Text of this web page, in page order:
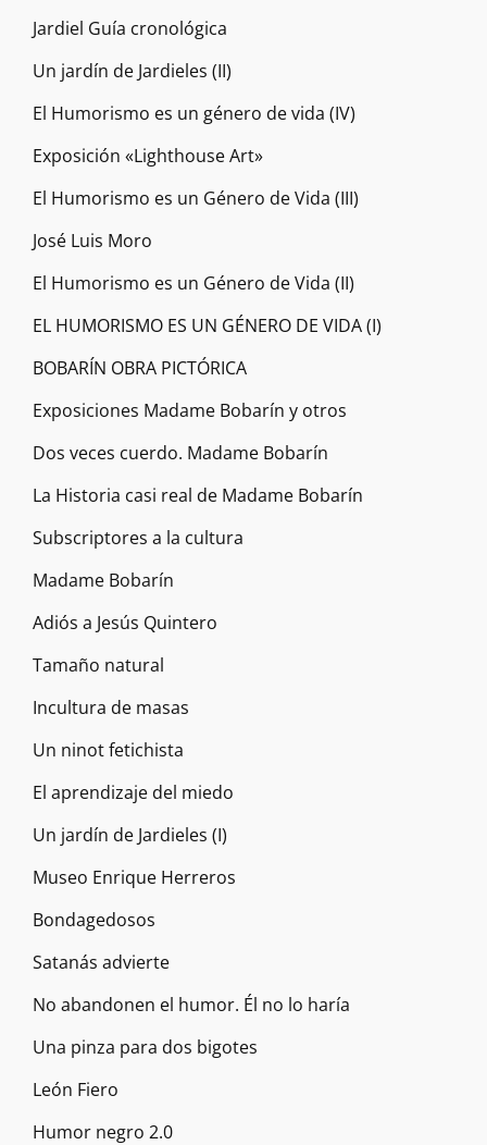
Jardiel Guía cronológica
Un jardín de Jardieles (II)
El Humorismo es un género de vida (IV)
Exposición «Lighthouse Art»
El Humorismo es un Género de Vida (III)
José Luis Moro
El Humorismo es un Género de Vida (II)
EL HUMORISMO ES UN GÉNERO DE VIDA (I)
BOBARÍN OBRA PICTÓRICA
Exposiciones Madame Bobarín y otros
Dos veces cuerdo. Madame Bobarín
La Historia casi real de Madame Bobarín
Subscriptores a la cultura
Madame Bobarín
Adiós a Jesús Quintero
Tamaño natural
Incultura de masas
Un ninot fetichista
El aprendizaje del miedo
Un jardín de Jardieles (I)
Museo Enrique Herreros
Bondagedosos
Satanás advierte
No abandonen el humor. Él no lo haría
Una pinza para dos bigotes
León Fiero
Humor negro 2.0